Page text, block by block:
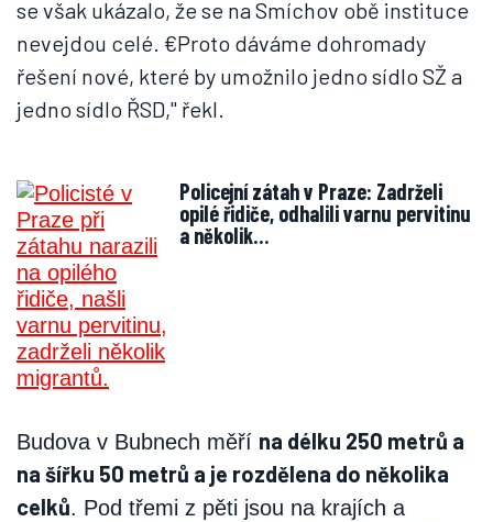
se však ukázalo, že se na Smíchov obě instituce
nevejdou celé. €Proto dáváme dohromady
řešení nové, které by umožnilo jedno sídlo SŽ a
jedno sídlo ŘSD," řekl.
Policejní zátah v Praze: Zadrželi
opilé řidiče, odhalili varnu pervitinu
a několik…
Budova v Bubnech měří na délku 250 metrů a
na šířku 50 metrů a je rozdělena do několika
celků. Pod třemi z pěti jsou na krajích a